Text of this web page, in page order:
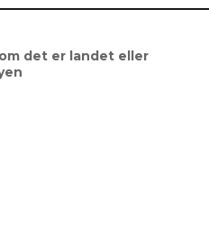
det er landet eller